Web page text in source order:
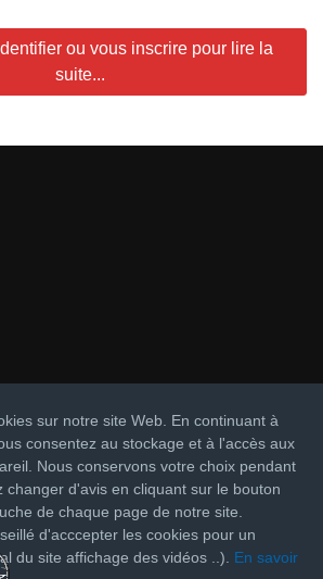
ou vous inscrire pour lire la
suite...
sur notre site Web. En continuant à
consentez au stockage et à l'accès aux
Nous conservons votre choix pendant
changer d'avis en cliquant sur le bouton
de chaque page de notre site.
d'acccepter les cookies pour un
du site affichage des vidéos ..). En savoir